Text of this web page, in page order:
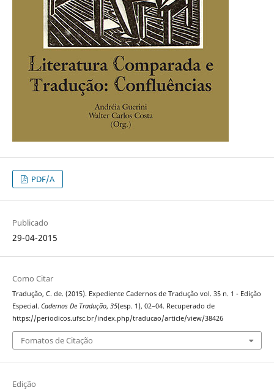
PDF/A
Publicado
29-04-2015
Como Citar
Tradução, C. de. (2015). Expediente Cadernos de Tradução vol. 35 n. 1 - Edição
Especial. Cadernos De Tradução, 35(esp. 1), 02–04. Recuperado de
https://periodicos.ufsc.br/index.php/traducao/article/view/38426
Fomatos de Citação
Edição